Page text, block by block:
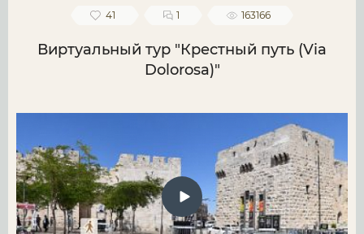
41 1 163166
Виртуальный тур "Крестный путь (Via
Dolorosa)"